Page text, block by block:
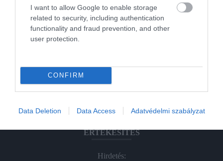
I want to allow Google to enable storage
related to security, including authentication
functionality and fraud prevention, and other
user protection.
CONFIRM
Data Deletion Data Access Adatvédelmi szabályzat
HG MEDIA
In
ÉRTÉKESÍTÉS
Hirdetés: